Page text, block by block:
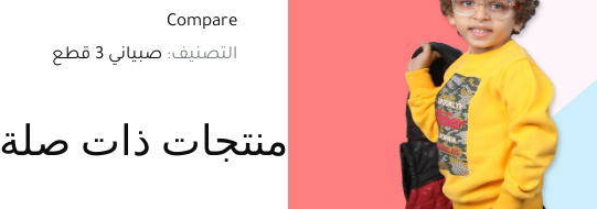
Compare
التصنيف: صبياني 3 قطع
منتجات ذات صلة